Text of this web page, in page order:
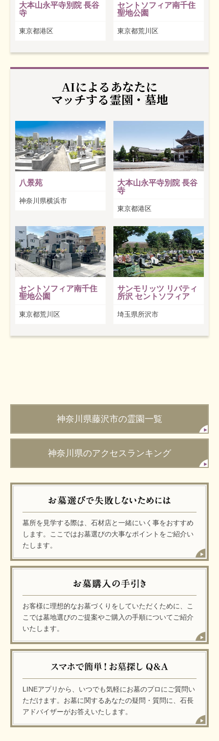
大本山永平寺別院 長谷
寺
東京都港区
セントソフィア南千住
聖地公園
東京都荒川区
AIによるあなたに
マッチする霊園・墓地
八景苑
神奈川県横浜市
大本山永平寺別院 長谷
寺
東京都港区
セントソフィア南千住
聖地公園
東京都荒川区
サンモリッツ リバティ
所沢 セントソフィア
埼玉県所沢市
神奈川県藤沢市の霊園一覧
神奈川県のアクセスランキング
墓所を見学する際は、石材店と一緒にいく事をおすすめ
します。ここではお墓選びの大事なポイントをご紹介い
たします。
お客様に理想的なお墓づくりをしていただくために、こ
こでは墓地選びのご提案やご購入の手順についてご紹介
いたします。
LINEアプリから、いつでも気軽にお墓のプロにご質問い
ただけます。お墓に関するあなたの疑問・質問に、石長
アドバイザーがお答えいたします。